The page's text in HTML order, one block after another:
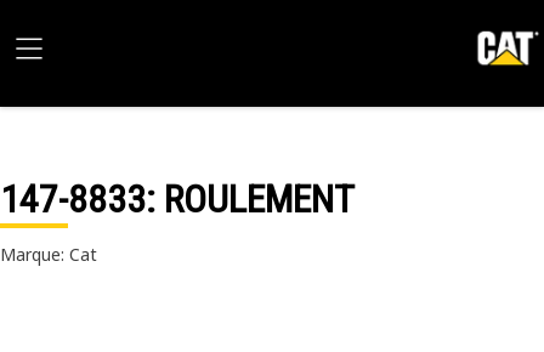
147-8833: ROULEMENT
Marque: Cat